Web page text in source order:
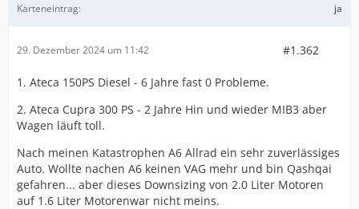
Karteneintrag
ja
29. Dezember 2024 um 11:42 #1.362
1. Ateca 150PS Diesel - 6 Jahre fast 0 Probleme.
2. Ateca Cupra 300 PS - 2 Jahre Hin und wieder MIB3 aber
Wagen läuft toll.
Nach meinen Katastrophen A6 Allrad ein sehr zuverlässiges
Auto. Wollte nachen A6 keinen VAG mehr und bin Qashqai
gefahren... aber dieses Downsizing von 2.0 Liter Motoren
auf 1.6 Liter Motorenwar nicht meins.